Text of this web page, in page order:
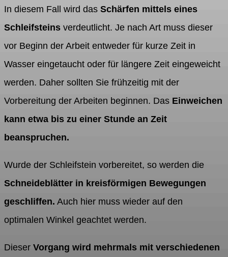
In diesem Fall wird das Schärfen mittels eines
Schleifsteins verdeutlicht. Je nach Art muss dieser
vor Beginn der Arbeit entweder für kurze Zeit in
Wasser eingetaucht oder für längere Zeit eingeweicht
werden. Daher sollten Sie frühzeitig mit der
Vorbereitung der Arbeiten beginnen. Das Einweichen
kann etwa bis zu einer Stunde an Zeit
beanspruchen.
Wurde der Schleifstein vorbereitet, so werden die
Schneideblätter in kreisförmigen Bewegungen
geschliffen. Auch hier muss wieder auf den
optimalen Winkel geachtet werden.
Dieser Vorgang wird mehrmals mit verschiedenen